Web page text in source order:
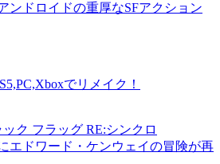
ンドロイドの重厚なSFアクション
でリメイク！
ク フラッグ RE:シンクロ
エドワード・ケンウェイの冒険が再